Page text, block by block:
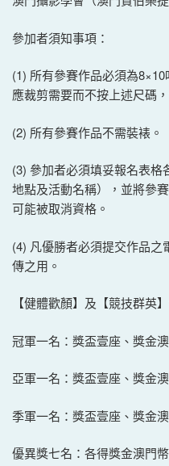
參加者須知事項：
(1) 所有參賽作品必須為
應裁剪需要而不按上述尺碼
(2) 所有參賽作品不需裝裱。
(3) 參加者必須填妥報名表
地點及活動名稱），並將參
可能被取消資格。
(4) 凡優勝者必須提交作品
傳之用。
【健體歡顏】及【競技群英
冠軍一名：獎盃壹座、獎金
亞軍一名：獎盃壹座、獎金
季軍一名：獎盃壹座、獎金
優異獎七名：各得獎金澳門幣